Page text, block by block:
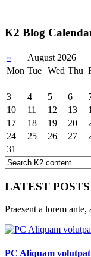
K2 Blog
« August 2026
Mon Tue Wed Thu
3
4 5 6
10
11 12 13
17
18 19 20
24
25 26 27
31
LATEST POSTS
Praesent a lorem
PC Aliquam